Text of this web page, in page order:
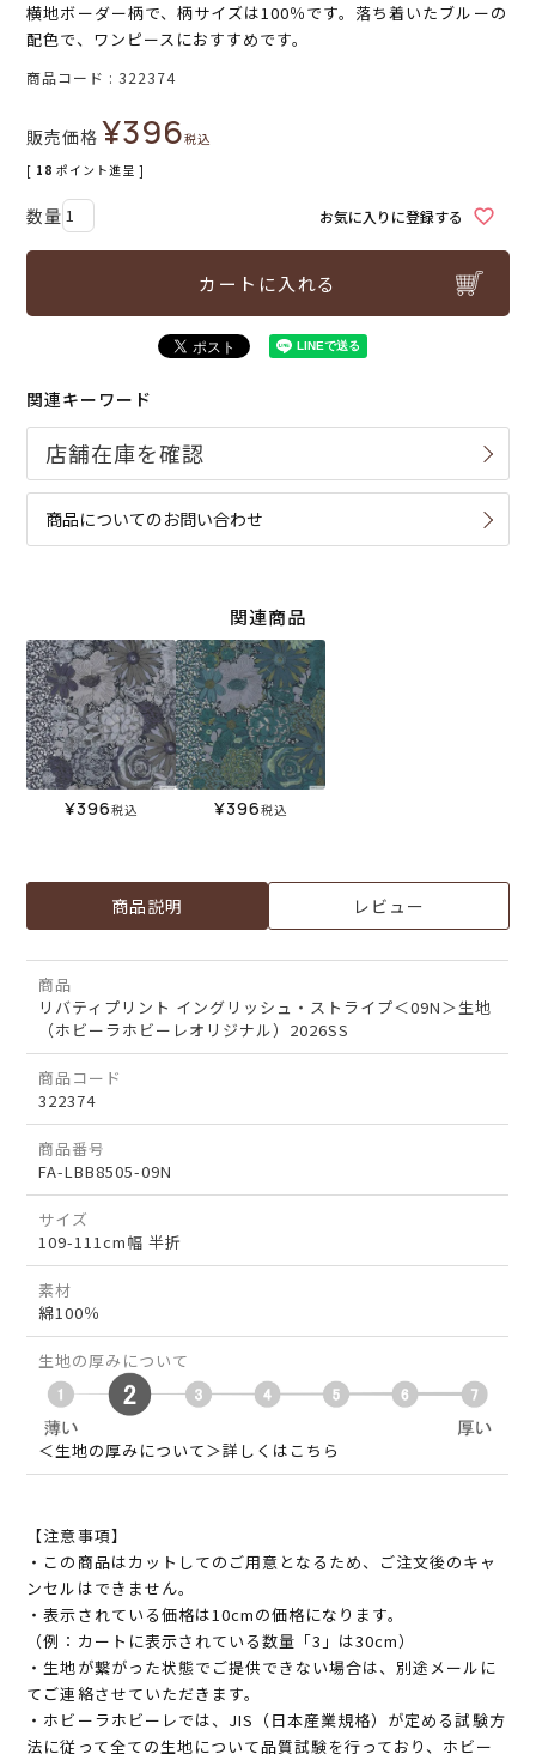
横地ボーダー柄で、柄サイズは100％です。落ち着いたブルーの
配色で、ワンピースにおすすめです。
商品コード 322374
販売価格 ¥396税込
[ 18 ポイント進呈 ]
お気に入りに登録する
カートに入れる
関連キーワード
商品についてのお問い合わせ
関連商品
¥396税込 ¥396税込
商品説明 レビュー
商品
リバティプリント イングリッシュ・ストライプ＜09N＞生地
（ホビーラホビーレオリジナル）2026SS
商品コード
322374
商品番号
FA-LBB8505-09N
サイズ
109-111cm幅 半折
素材
綿100％
生地の厚みについて
＜生地の厚みについて＞詳しくはこちら
【注意事項】
・この商品はカットしてのご用意となるため、ご注文後のキャ
ンセルはできません。
・表示されている価格は10cmの価格になります。
（例：カートに表示されている数量「3」は30cm）
・生地が繋がった状態でご提供できない場合は、別途メールに
てご連絡させていただきます。
・ホビーラホビーレでは、JIS（日本産業規格）が定める試験方
法に従って全ての生地について品質試験を行っており、ホビー